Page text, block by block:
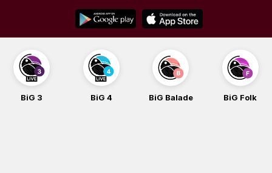
content
BiG 4 BiG Balade BiG Folk BiG iG